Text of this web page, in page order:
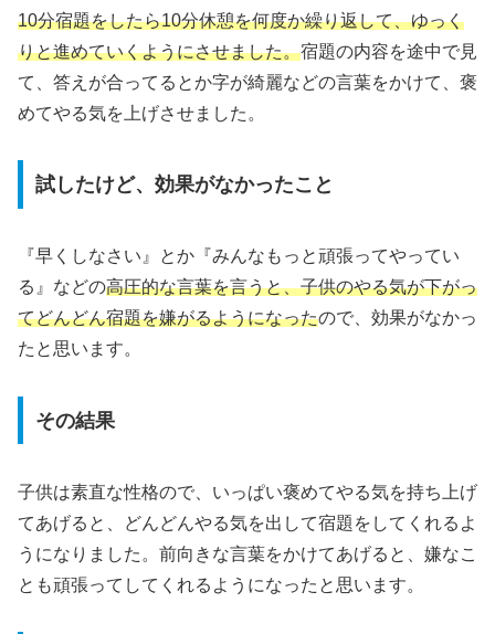
10分宿題をしたら10分休憩を何度か繰り返して、ゆっく
りと進めていくようにさせました。宿題の内容を途中で見
て、答えが合ってるとか字が綺麗などの言葉をかけて、褒
めてやる気を上げさせました。
試したけど、効果がなかったこと
『早くしなさい』とか『みんなもっと頑張ってやってい
る』などの高圧的な言葉を言うと、子供のやる気が下がっ
てどんどん宿題を嫌がるようになったので、効果がなかっ
たと思います。
その結果
子供は素直な性格ので、いっぱい褒めてやる気を持ち上げ
てあげると、どんどんやる気を出して宿題をしてくれるよ
うになりました。前向きな言葉をかけてあげると、嫌なこ
とも頑張ってしてくれるようになったと思います。